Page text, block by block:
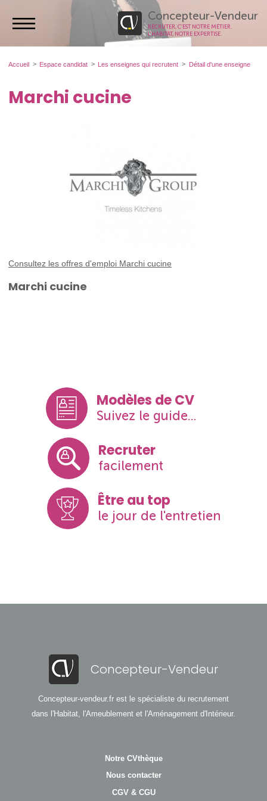
Concepteur-Vendeur
RECRUTER, C’EST NOTRE MÉTIER.
L’HABITAT, NOTRE EXPERTISE.
Accueil Espace candidat Les enseignes qui recrutent Détail d'une enseigne
Marchi cucine
Consultez les offres d'emploi Marchi cucine
Marchi cucine
Modèles de CV
Suivez le guide...
Recruter
facilement
Être au top
le jour de l'entretien
Concepteur-Vendeur
Concepteur-vendeur.fr est le spécialiste du recrutement
dans l'Habitat, l'Ameublement et l'Aménagement d'Intérieur.
Notre CVthèque
Nous contacter
CGV & CGU